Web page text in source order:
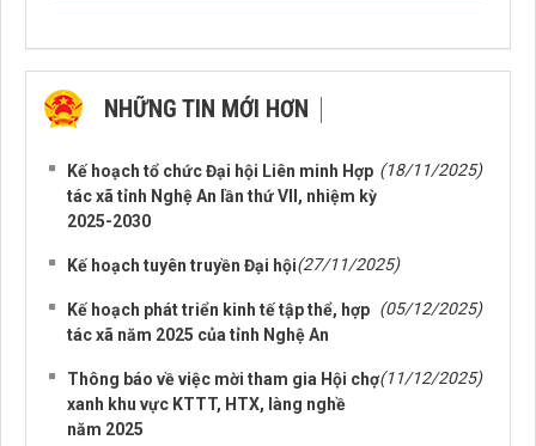
NHỮNG TIN MỚI HƠN
Kế hoạch tổ chức Đại hội Liên minh Hợp
tác xã tỉnh Nghệ An lần thứ VII, nhiệm kỳ
2025-2030
(18/11/2025)
Kế hoạch tuyên truyền Đại hội(27/11/2025)
Kế hoạch phát triển kinh tế tập thể, hợp
tác xã năm 2025 của tỉnh Nghệ An
(05/12/2025)
Thông báo về việc mời tham gia Hội chợ
xanh khu vực KTTT, HTX, làng nghề
năm 2025
(11/12/2025)